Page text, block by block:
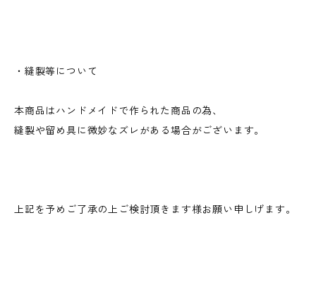
・縫製等について
本商品はハンドメイドで作られた商品の為、
縫製や留め具に微妙なズレがある場合がございます。
上記を予めご了承の上ご検討頂きます様お願い申しげます。